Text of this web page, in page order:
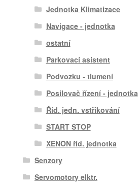
Jednotka Klimatizace
Navigace - jednotka
ostatní
Parkovací asistent
Podvozku - tlumení
Posilovač řízení - jednotka
Říd. jedn. vstřikování
START STOP
XENON říd. jednotka
Senzory
Servomotory elktr.